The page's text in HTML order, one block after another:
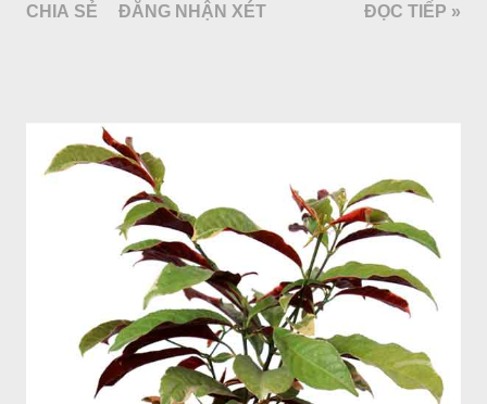
nhạt. Hạt hình trái xoan nhẵn. Mùa hoa quả: tháng 5 – 7.
CHIA SẺ ĐĂNG NHẬN XÉT ĐỌC TIẾP »